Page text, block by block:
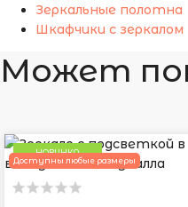
Зеркальные полотна
Шкафчики с зеркалом
Может
НОВИНКА
Доступны любые размеры